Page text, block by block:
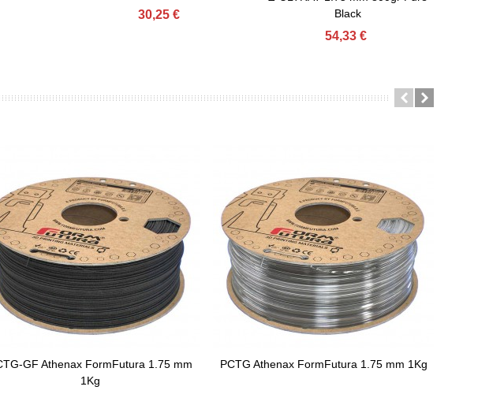
30,25 €
Black
54,33 €
Afegir Al Carret
GF Athenax FormFutura 1.75 mm
1Kg
Afegir Al Carret
PCTG Athenax FormFutura 1.75 mm 1Kg